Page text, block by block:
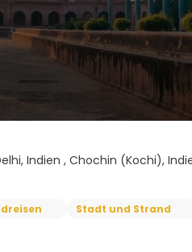
Indien , Chochin (Kochi),
Stadt und Strand